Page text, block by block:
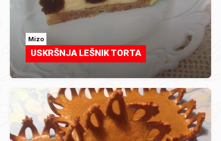
Mizo
USKRŠNJA LEŠNIK TORTA